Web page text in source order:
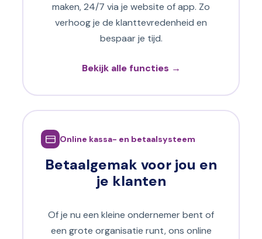
maken, 24/7 via je website of app. Zo
verhoog je de klanttevredenheid en
bespaar je tijd.
Bekijk alle functies →
Online kassa- en betaalsysteem
Betaalgemak voor jou en
je klanten
Of je nu een kleine ondernemer bent of
een grote organisatie runt, ons online